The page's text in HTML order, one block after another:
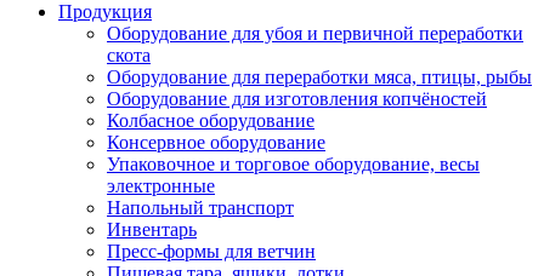
Продукция
Оборудование для убоя и первичной переработки
скота
Оборудование для переработки мяса, птицы, рыбы
Оборудование для изготовления копчёностей
Колбасное оборудование
Консервное оборудование
Упаковочное и торговое оборудование, весы
электронные
Напольный транспорт
Инвентарь
Пресс-формы для ветчин